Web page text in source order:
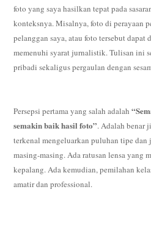
foto yang saya hasilkan tepat pada
konteksnya. Misalnya, foto di perayaan
pelanggan saya, atau foto tersebut
memenuhi syarat jurnalistik. Tulisan ini
pribadi sekaligus pergaulan dengan
Persepsi pertama yang salah adalah
semakin baik hasil foto”. Adalah benar
terkenal mengeluarkan puluhan tipe
masing-masing. Ada ratusan lensa yang
kepalang. Ada kemudian, pemilahan
amatir dan professional.